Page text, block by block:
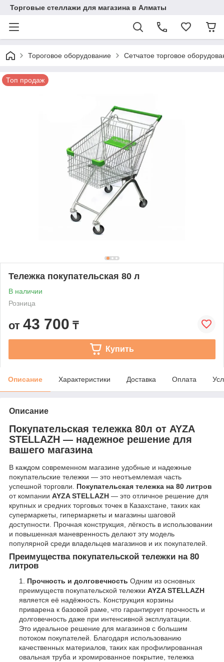
Торговые стеллажи для магазина в Алматы
Тороговое оборудование Сетчатое торговое
Топ продаж
Тележка покупательская 80 л
В наличии
Розница
от 43 700 ₸
Купить
Описание Характеристики Доставка Оплата
Описание
Покупательская тележка 80л от AYZA
STELLAZH — надежное решение для
вашего магазина
В каждом современном магазине удобные и надежные
покупательские тележки — это неотъемлемая часть
успешной торговли. Покупательская тележка на 80 литров
от компании AYZA STELLAZH — это отличное решение для
крупных и средних торговых точек в Казахстане, таких как
супермаркеты, гипермаркеты и магазины шаговой
доступности. Прочная конструкция, лёгкость в использовании
и повышенная маневренность делают эту модель
популярной среди владельцев магазинов и их покупателей.
Преимущества покупательской тележки на 80
литров
Прочность и долговечность Одним из основных
преимуществ покупательской тележки AYZA STELLAZH
является её надёжность. Конструкция корзины
приварена к базовой раме, что гарантирует прочность и
долговечность даже при интенсивной эксплуатации.
Это идеальное решение для магазинов с большим
потоком покупателей. Благодаря использованию
качественных материалов, таких как профилированная
овальная труба и хромированное покрытие, тележка